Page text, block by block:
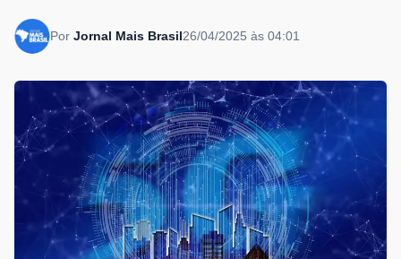
Por Jornal Mais Brasil26/04/2025 às 04:01